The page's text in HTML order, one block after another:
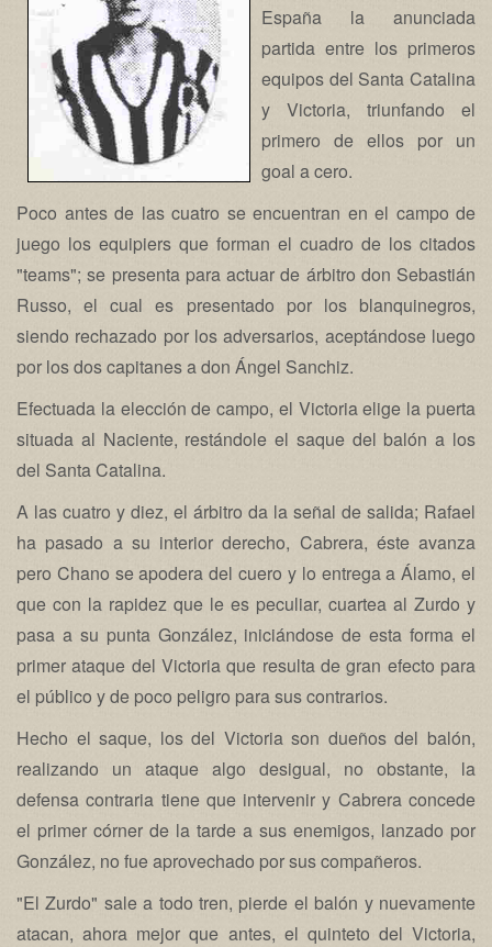
España la anunciada
partida entre los primeros
equipos del Santa Catalina
y Victoria, triunfando el
primero de ellos por un
goal a cero.
Poco antes de las cuatro se encuentran en el campo de
juego los equipiers que forman el cuadro de los citados
"teams"; se presenta para actuar de árbitro don Sebastián
Russo, el cual es presentado por los blanquinegros,
siendo rechazado por los adversarios, aceptándose luego
por los dos capitanes a don Ángel Sanchiz.
Efectuada la elección de campo, el Victoria elige la puerta
situada al Naciente, restándole el saque del balón a los
del Santa Catalina.
A las cuatro y diez, el árbitro da la señal de salida; Rafael
ha pasado a su interior derecho, Cabrera, éste avanza
pero Chano se apodera del cuero y lo entrega a Álamo, el
que con la rapidez que le es peculiar, cuartea al Zurdo y
pasa a su punta González, iniciándose de esta forma el
primer ataque del Victoria que resulta de gran efecto para
el público y de poco peligro para sus contrarios.
Hecho el saque, los del Victoria son dueños del balón,
realizando un ataque algo desigual, no obstante, la
defensa contraria tiene que intervenir y Cabrera concede
el primer córner de la tarde a sus enemigos, lanzado por
González, no fue aprovechado por sus compañeros.
"El Zurdo" sale a todo tren, pierde el balón y nuevamente
atacan, ahora mejor que antes, el quinteto del Victoria,